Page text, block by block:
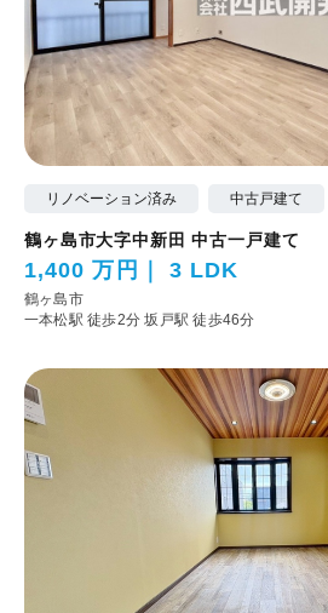
リノベーション済み 中古戸建て
鶴ヶ島市大字中新田 中古一戸建て
1,400 万円 3 LDK
鶴ヶ島市
一本松駅 徒歩2分坂戸駅 徒歩46分